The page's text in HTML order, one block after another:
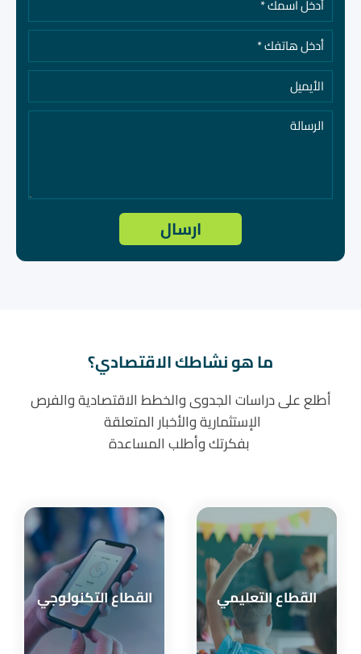
ما هو نشاطك الاقتصادي؟
أطلع على دراسات الجدوى والخطط الاقتصادية والفرص
الإستثمارية والأخبار المتعلقة
بفكرتك وأطلب المساعدة
القطاع التعليمي القطاع التكنولوجي